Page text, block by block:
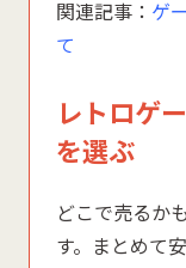
関連記事： ゲ
て
レトロゲ
を選ぶ
どこで売るか
す。まとめて